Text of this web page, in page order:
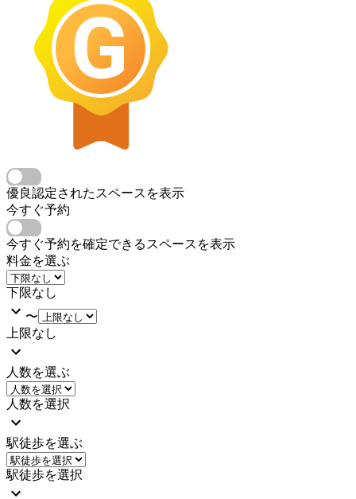
優良認定されたスペースを表示
今すぐ予約
今すぐ予約を確定できるスペースを表示
料金を選ぶ
下限なし
〜
上限なし
人数を選ぶ
人数を選択
駅徒歩を選ぶ
駅徒歩を選択